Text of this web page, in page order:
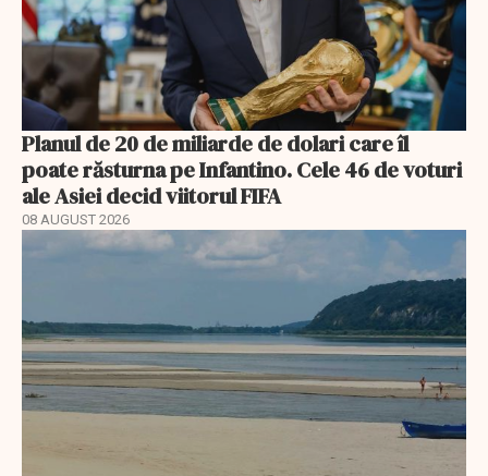
Planul de 20 de miliarde de dolari care îl
poate răsturna pe Infantino. Cele 46 de voturi
ale Asiei decid viitorul FIFA
08 AUGUST 2026